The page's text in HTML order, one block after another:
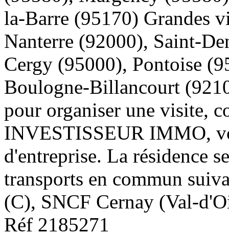
la-Barre (95170) Grandes
Nanterre (92000), Saint-
Cergy (95000), Pontoise
Boulogne-Billancourt
pour organiser une visite,
INVESTISSEUR IMMO,
d'entreprise. La résidence
transports en commun
(C), SNCF Cernay (Val-
Réf 2185271